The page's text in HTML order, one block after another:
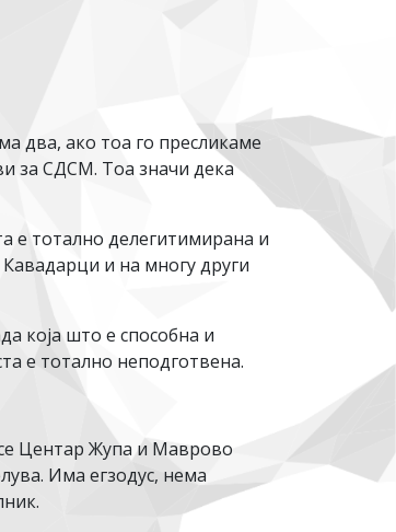
два, ако тоа го пресликаме
за СДСМ. Тоа значи дека
тотално делегитимирана и
и на многу други
која што е способна и
е тотално неподготвена.
Центар Жупа и Маврово
Има егзодус, нема